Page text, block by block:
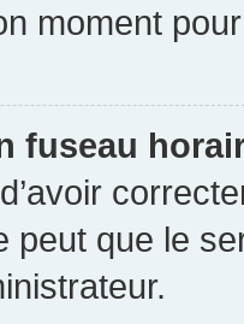
moment
fuseau
peut que le